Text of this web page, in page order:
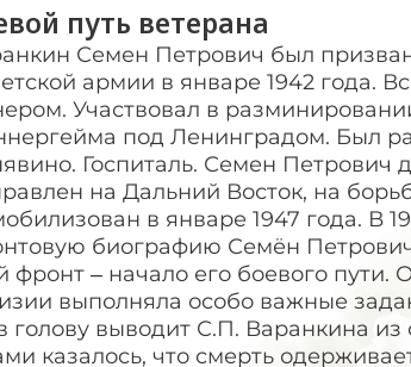
путь ветерана
Семен Петрович был
армии в январе 1942 года.
Участвовал в
под Ленинградом. Был
Госпиталь. Семен Петрович
на Дальний Восток, на
в январе 1947 года. В
биографию Семён
– начало его боевого пути.
выполняла особо важные
выводит С.П. Варанкина из
казалось, что смерть